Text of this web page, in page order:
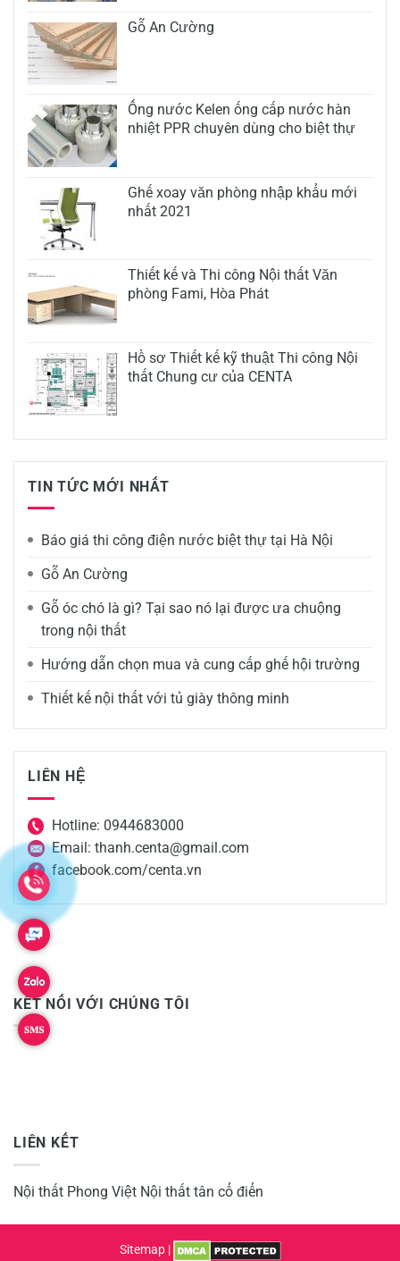
Gỗ An Cường
Ống nước Kelen ống cấp nước hàn
nhiệt PPR chuyên dùng cho biệt thự
Ghế xoay văn phòng nhập khẩu mới
nhất 2021
Thiết kế và Thi công Nội thất Văn
phòng Fami, Hòa Phát
Hồ sơ Thiết kế kỹ thuật Thi công Nội
thất Chung cư của CENTA
TIN TỨC MỚI NHẤT
Báo giá thi công điện nước biệt thự tại Hà Nội
Gỗ An Cường
Gỗ óc chó là gì? Tại sao nó lại được ưa chuộng
trong nội thất
Hướng dẫn chọn mua và cung cấp ghế hội trường
Thiết kế nội thất với tủ giày thông minh
LIÊN HỆ
Hotline: 0944683000
Email: thanh.centa@gmail.com
facebook.com/centa.vn
KẾT NỐI VỚI CHÚNG TÔI
LIÊN KẾT
Nội thất Phong Việt Nội thất tân cổ điển
Sitemap|